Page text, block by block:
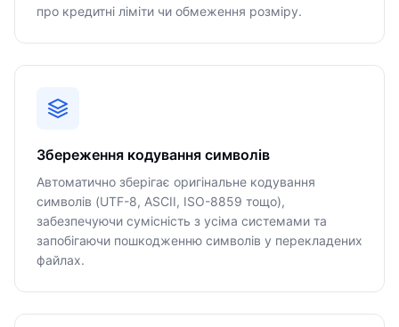
про кредитні ліміти чи обмеження розміру.
Збереження кодування символів
Автоматично зберігає оригінальне кодування
символів (UTF-8, ASCII, ISO-8859 тощо),
забезпечуючи сумісність з усіма системами та
запобігаючи пошкодженню символів у перекладених
файлах.